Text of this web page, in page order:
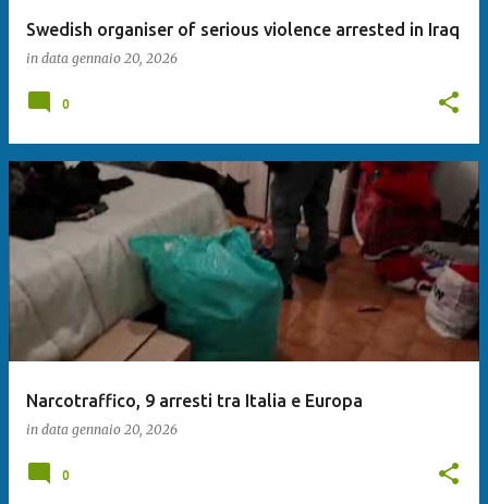
Swedish organiser of serious violence arrested in Iraq
in data gennaio 20, 2026
0
Narcotraffico, 9 arresti tra Italia e Europa
in data gennaio 20, 2026
0